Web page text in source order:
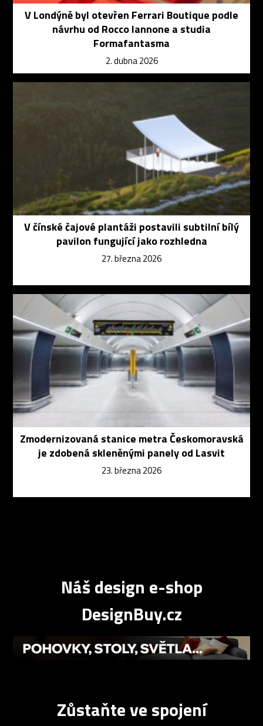
V Londýně byl otevřen Ferrari Boutique podle
návrhu od Rocco Iannone a studia
Formafantasma
2. dubna 2026
V čínské čajové plantáži postavili subtilní bílý
pavilon fungující jako rozhledna
27. března 2026
Zmodernizovaná stanice metra Českomoravská
je zdobená skleněnými panely od Lasvit
23. března 2026
Náš design e-shop
DesignBuy.cz
Zůstaňte ve spojení